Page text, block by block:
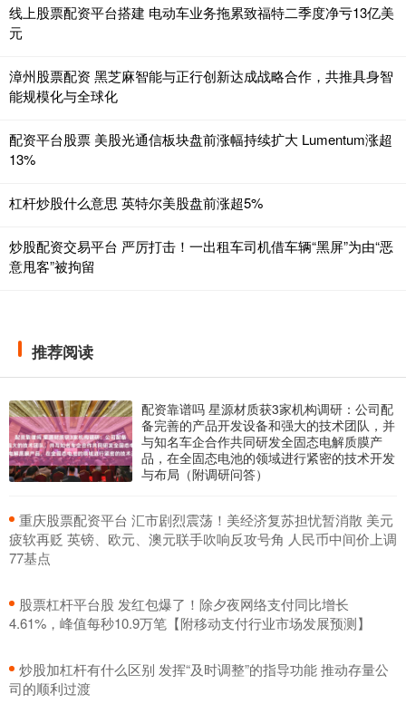
线上股票配资平台搭建 电动车业务拖累致福特二季度净亏13亿美
元
漳州股票配资 黑芝麻智能与正行创新达成战略合作，共推具身智
能规模化与全球化
配资平台股票 美股光通信板块盘前涨幅持续扩大 Lumentum涨超
13%
杠杆炒股什么意思 英特尔美股盘前涨超5%
炒股配资交易平台 严厉打击！一出租车司机借车辆“黑屏”为由“恶
意甩客”被拘留
推荐阅读
配资靠谱吗 星源材质获3家机构调研：公司配
备完善的产品开发设备和强大的技术团队，并
与知名车企合作共同研发全固态电解质膜产
品，在全固态电池的领域进行紧密的技术开发
与布局（附调研问答）
​重庆股票配资平台 汇市剧烈震荡！美经济复苏担忧暂消散 美元
疲软再贬 英镑、欧元、澳元联手吹响反攻号角 人民币中间价上调
77基点
​股票杠杆平台股 发红包爆了！除夕夜网络支付同比增长
4.61%，峰值每秒10.9万笔【附移动支付行业市场发展预测】
​炒股加杠杆有什么区别 发挥“及时调整”的指导功能 推动存量公
司的顺利过渡